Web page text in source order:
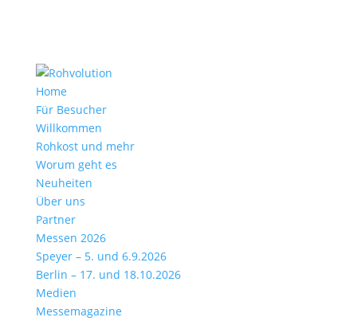
Home
Für Besucher
Willkommen
Rohkost und mehr
Worum geht es
Neuheiten
Über uns
Partner
Messen 2026
Speyer – 5. und 6.9.2026
Berlin – 17. und 18.10.2026
Medien
Messemagazine